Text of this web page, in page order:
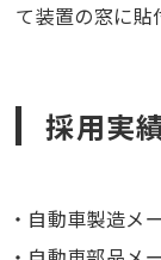
て装置の窓に貼
採用実
自動車製造メ